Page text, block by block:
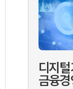
디지
금융